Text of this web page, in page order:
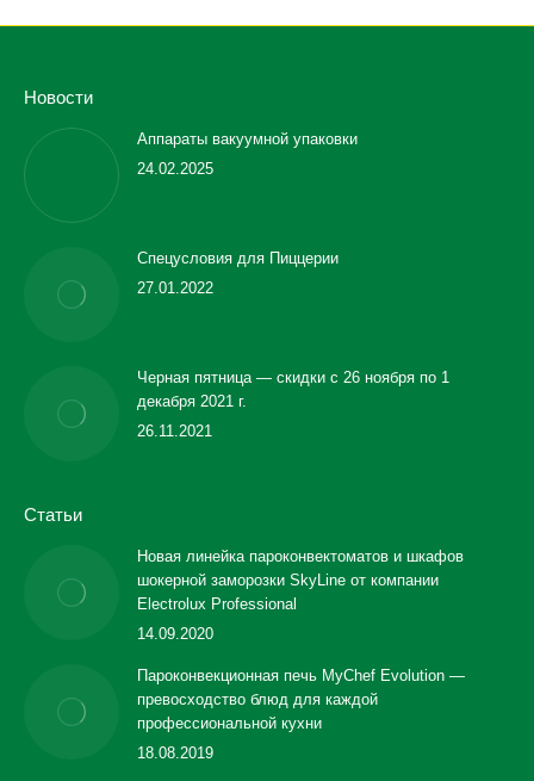
Новости
Аппараты вакуумной упаковки
24.02.2025
Спецусловия для Пиццерии
27.01.2022
Черная пятница — скидки с 26 ноября по 1
декабря 2021 г.
26.11.2021
Статьи
Новая линейка пароконвектоматов и шкафов
шокерной заморозки SkyLine от компании
Electrolux Professional
14.09.2020
Пароконвекционная печь MyChef Evolution —
превосходство блюд для каждой
профессиональной кухни
18.08.2019